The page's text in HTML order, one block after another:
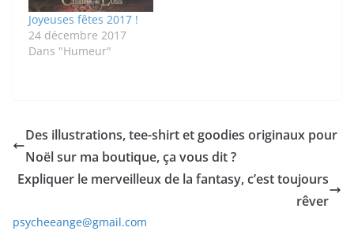
Joyeuses fêtes 2017 !
24 décembre 2017
Dans "Humeur"
Des illustrations, tee-shirt et goodies originaux pour
Noël sur ma boutique, ça vous dit ?
Expliquer le merveilleux de la fantasy, c’est toujours
rêver
psycheeange@gmail.com